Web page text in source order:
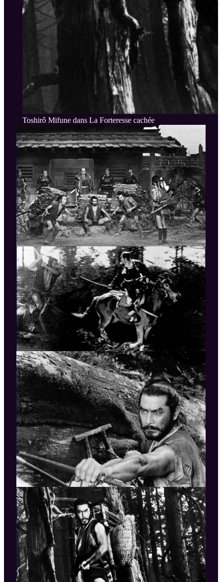
Toshirô Mifune dans La Forteresse cachée